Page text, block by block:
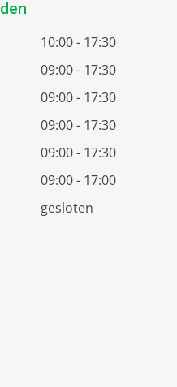
10:00 - 17:30
09:00 - 17:30
09:00 - 17:30
09:00 - 17:30
09:00 - 17:30
09:00 - 17:00
gesloten